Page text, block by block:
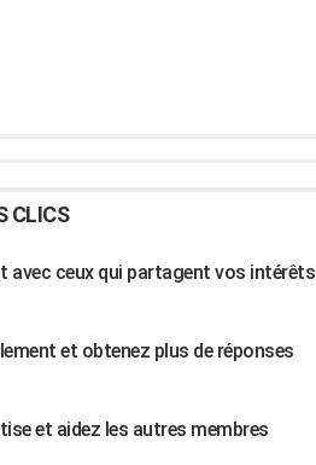
CLICS
avec ceux qui partagent vos intérêts
et obtenez plus de réponses
et aidez les autres membres